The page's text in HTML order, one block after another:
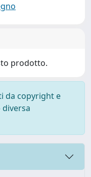
prodotto.
da copyright e